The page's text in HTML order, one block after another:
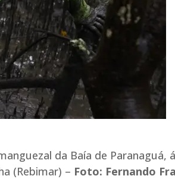
da Baía de Paranaguá,
(Rebimar) – Foto: Fernando